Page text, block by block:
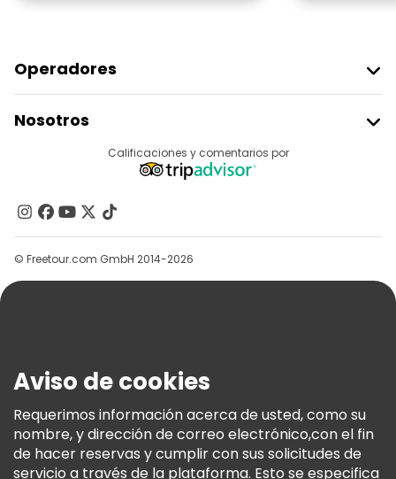
Operadores
Acceder Como Proveedor
Programa De Afiliados
Nosotros
Contacto
Grupos
Ayuda
Términos E Información Legal
Política De Cookies
Freetour Premios
Programa De Fidelidad
Calificaciones y comentarios por
© Freetour.com GmbH 2014-2026
Aviso de cookies
Requerimos información acerca de usted, como su
nombre, y dirección de correo electrónico,con el fin
de hacer reservas y cumplir con sus solicitudes de
servicio a través de la plataforma. Esto se especifica